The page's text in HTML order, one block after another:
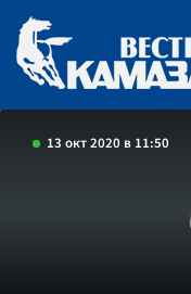
13 окт 2020 в 11:50